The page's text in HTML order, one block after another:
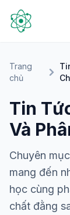
Trang
chủ
Tin
Và
Chuyên
mang đến
học cùng
chất đằng